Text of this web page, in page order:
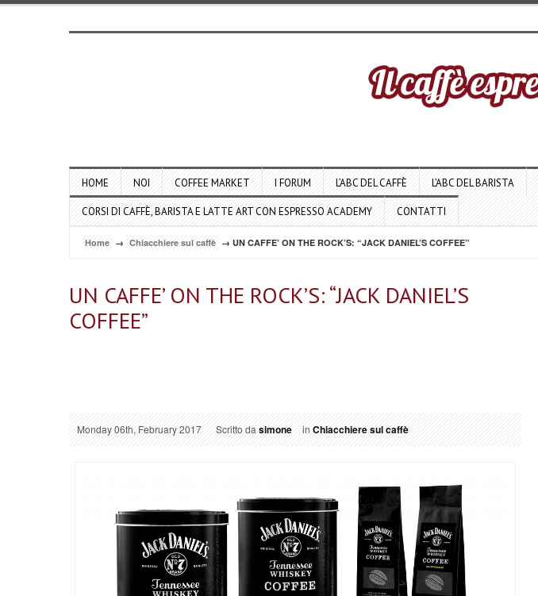
HOME NOI COFFEE MARKET I FORUM L’ABC DEL CAFFÈ L’ABC DEL BARISTA
CORSI DI CAFFÈ, BARISTA E LATTE ART CON ESPRESSO ACADEMY CONTATTI
Home → Chiacchiere sul caffè → UN CAFFE’ ON THE ROCK’S: “JACK DANIEL’S COFFEE”
UN CAFFE’ ON THE ROCK’S: “JACK DANIEL’S
COFFEE”
Monday 06th, February 2017 Scritto dasimone inChiacchiere sul caffè